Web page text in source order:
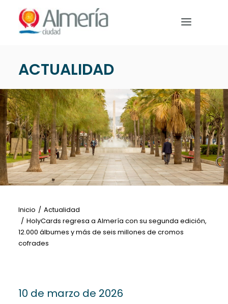
Nota:
este
sistema
de
accesibilidad.
QUÉ HACER
EVENTOS
NOTICIAS
ACTUALIDAD
Inicio
Actualidad
HolyCards regresa a Almería con su segunda edición,
12.000 álbumes y más de seis millones de cromos
cofrades
10 de marzo de 2026